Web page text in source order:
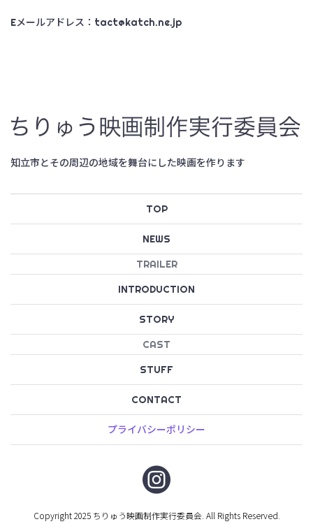
Eメールアドレス：tact@katch.ne.jp
知立市とその周辺の地域を舞台にした映画を作ります
TOP
NEWS
TRAILER
INTRODUCTION
STORY
CAST
STUFF
CONTACT
プライバシーポリシー
Copyright 2025 ちりゅう映画制作実行委員会. All Rights Reserved.